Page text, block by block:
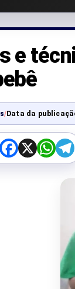
e
/Data da
F
a
X
W
h
T
e
e